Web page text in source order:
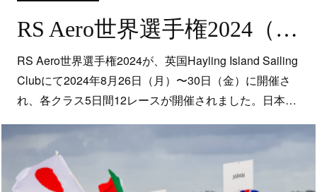
RS Aero世界選手権2024（英国）8月26日（月）〜30日（金）参加選手の帰国速報
RS Aero世界選手権2024が、英国Hayling Island Sailing
Clubにて2024年8月26日（月）〜30日（金）に開催さ
れ、各クラス5日間12レースが開催されました。日本…